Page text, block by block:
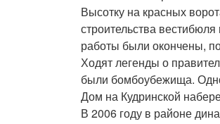
Высотку на красных
строительства
работы были окончены,
Ходят легенды о
были бомбоубежища.
Дом на Кудринской
В 2006 году в районе